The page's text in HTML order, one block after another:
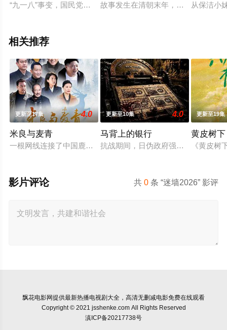
“九一八”事变，国民党撤出华北，国民党高级军官金戈（王雷
故事发生在清朝末年，关外辽河的苍
从保洁小
相关推荐
更新至17集 4.0
米良与麦青
一根网线连接了中国鹿鸣村和英国牛津，麦香通过视频向米良
更新至10集 4.0
马背上的银行
抗战期间，日伪政府强行推广、使用
更新至19集
黄皮树下
《黄皮
共0 条 “迷墙2026” 影评
影片评论
飘花电影网提供最新热播电视剧大全，高清无删减电影免费在线观看
Copyright © 2021 jsshenke.com All Rights Reserved
滇ICP备20217738号